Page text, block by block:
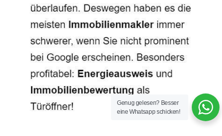
Genug gelesen? Besser
eine Whatsapp schicken!